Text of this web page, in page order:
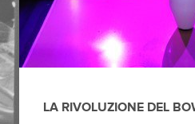
LA RIVOLUZIONE DEL